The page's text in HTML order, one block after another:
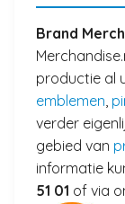
Brand
productie al
emblemen
verder
gebied van
informatie
51 01 of via